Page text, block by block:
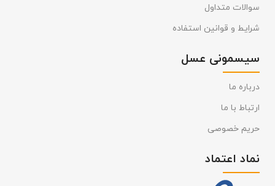
سوالات متداول
شرایط و قوانین استفاده
سیسمونی عسل
درباره ما
ارتباط با ما
حریم خصوصی
نماد اعتماد